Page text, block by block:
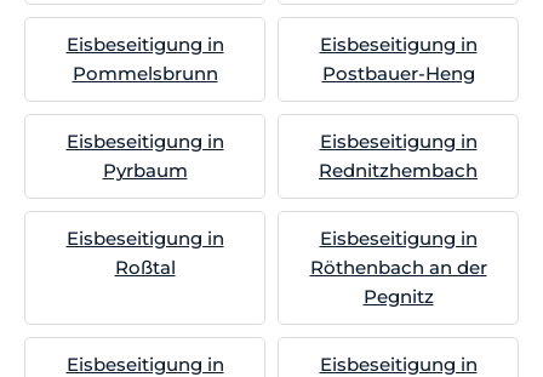
Eisbeseitigung in
Pommelsbrunn
Eisbeseitigung in
Postbauer-Heng
Eisbeseitigung in
Pyrbaum
Eisbeseitigung in
Rednitzhembach
Eisbeseitigung in
Roßtal
Eisbeseitigung in
Röthenbach an der
Pegnitz
Eisbeseitigung in
Eisbeseitigung in